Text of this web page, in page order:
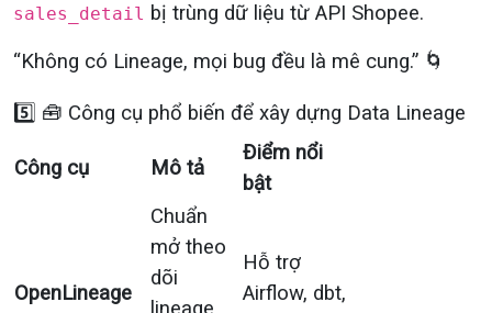
sales_detail bị trùng dữ liệu từ API Shopee.
“Không có Lineage, mọi bug đều là mê cung.” 🌀
5️⃣ 🧰 Công cụ phổ biến để xây dựng Data Lineage
Công cụ Mô tả
Điểm nổi
bật
OpenLineage
Chuẩn
mở theo
dõi
Hỗ trợ
Airflow, dbt,